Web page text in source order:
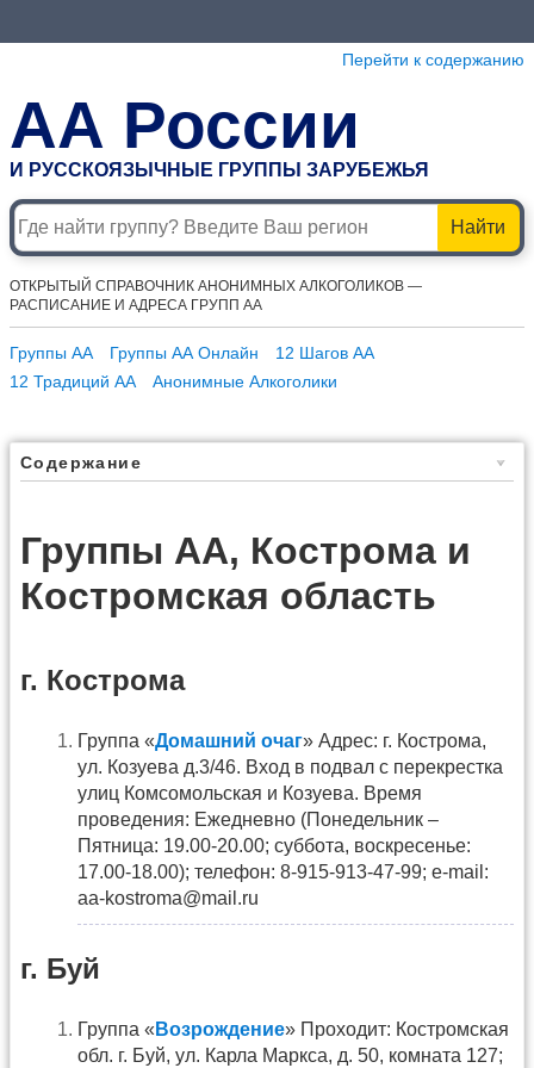
Перейти к содержанию
АА России
И РУССКОЯЗЫЧНЫЕ ГРУППЫ ЗАРУБЕЖЬЯ
Найти
ОТКРЫТЫЙ СПРАВОЧНИК АНОНИМНЫХ АЛКОГОЛИКОВ —
РАСПИСАНИЕ И АДРЕСА ГРУПП АА
Группы АА Группы АА Онлайн
12 Шагов АА
12 Традиций АА
Анонимные Алкоголики
Содержание
Группы АА, Кострома и
Костромская область
г. Кострома
Группа «Домашний очаг» Адрес: г. Кострома,
ул. Козуева д.3/46. Вход в подвал с перекрестка
улиц Комсомольская и Козуева. Время
проведения: Ежедневно (Понедельник –
Пятница: 19.00-20.00; суббота, воскресенье:
17.00-18.00); телефон: 8-915-913-47-99; e-mail:
aa-kostroma@mail.ru
г. Буй
Группа « Возрождение» Проходит: Костромская
обл. г. Буй, ул. Карла Маркса, д. 50, комната 127;